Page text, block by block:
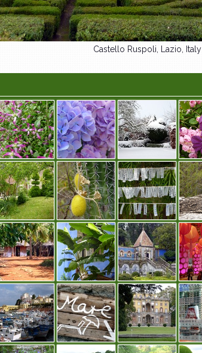
Castello Ruspoli, Lazio, Italy